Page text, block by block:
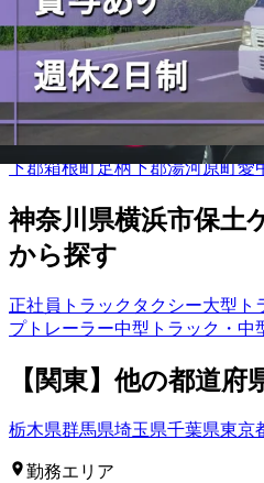
横浜市栄区横浜市泉区横浜市
崎区川崎市幸区川崎市中原区川
市宮前区川崎市麻生区相模原市
南区横須賀市平塚市鎌倉市藤沢
浦市秦野市厚木市大和市伊勢原
瀬市三浦郡葉山町高座郡寒川町
郡中井町足柄上郡大井町足柄上
下郡箱根町足柄下郡湯河原町愛
神奈川県横浜市保土
から探す
正社員 トラック タクシー大型ト
プトレーラー中型トラック・中
【 関東】他の都道府
栃木県群馬県埼玉県千葉県東京
勤務エリア